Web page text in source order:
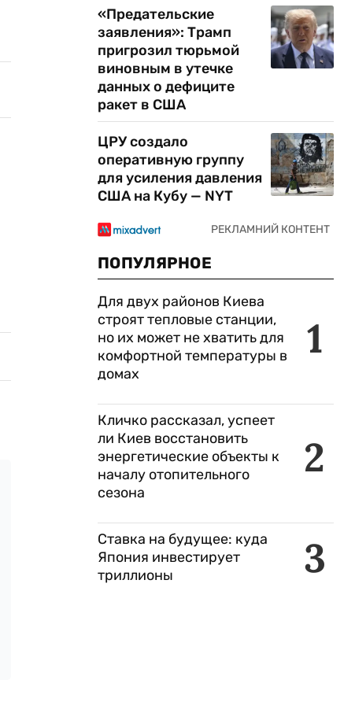
«Предательские
заявления»: Трамп
пригрозил тюрьмой
виновным в утечке
данных о дефиците
ракет в США
ЦРУ создало
оперативную группу
для усиления давления
США на Кубу — NYT
ПОПУЛЯРНОЕ
1
Для двух районов Киева
строят тепловые станции,
но их может не хватить для
комфортной температуры в
домах
2
Кличко рассказал, успеет
ли Киев восстановить
энергетические объекты к
началу отопительного
сезона
3
Ставка на будущее: куда
Япония инвестирует
триллионы